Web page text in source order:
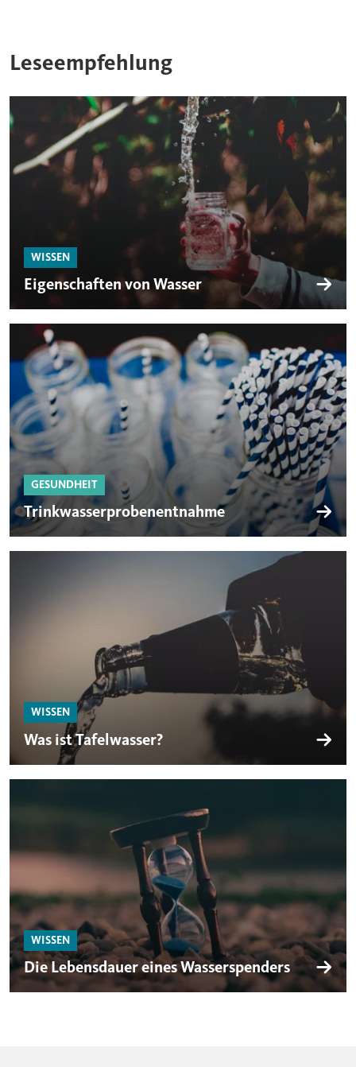
Leseempfehlung
WISSEN
Eigenschaften von Wasser
GESUNDHEIT
Trinkwasserprobenentnahme
WISSEN
Was ist Tafelwasser?
WISSEN
Die Lebensdauer eines Wasserspenders